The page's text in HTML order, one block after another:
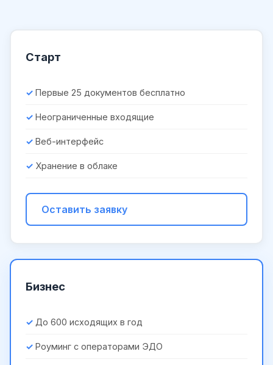
Старт
Первые 25 документов бесплатно
Неограниченные входящие
Веб-интерфейс
Хранение в облаке
Оставить заявку
Бизнес
До 600 исходящих в год
Роуминг с операторами ЭДО